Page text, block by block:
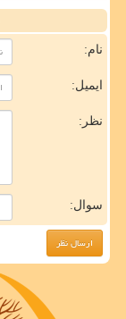
نام:
ایمیل:
نظر:
سوال: